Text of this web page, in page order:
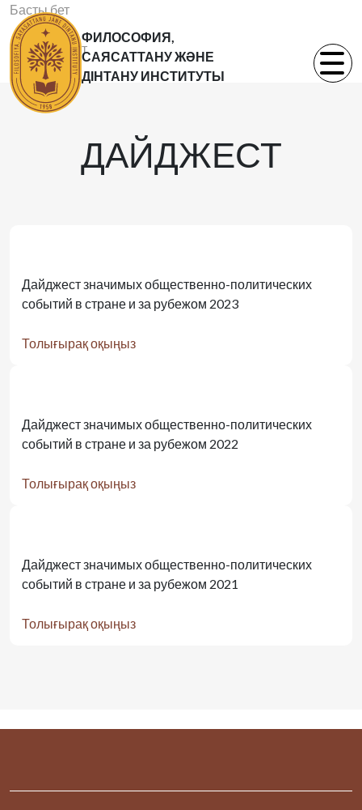
ФИЛОСОФИЯ,
САЯСАТТАНУ ЖӘНЕ
ДІНТАНУ ИНСТИТУТЫ
Басты бет
Баспа
Дайджест
ДАЙДЖЕСТ
Дайджест значимых общественно-политических
событий в стране и за рубежом 2023
Толығырақ оқыңыз
Дайджест значимых общественно-политических
событий в стране и за рубежом 2022
Толығырақ оқыңыз
Дайджест значимых общественно-политических
событий в стране и за рубежом 2021
Толығырақ оқыңыз